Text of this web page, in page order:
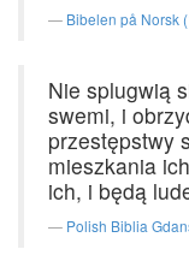
Bibelen på Norsk
Nie splugwią
swemi, i
przestępstwy
mieszkania
ich, i będą
Polish Biblia